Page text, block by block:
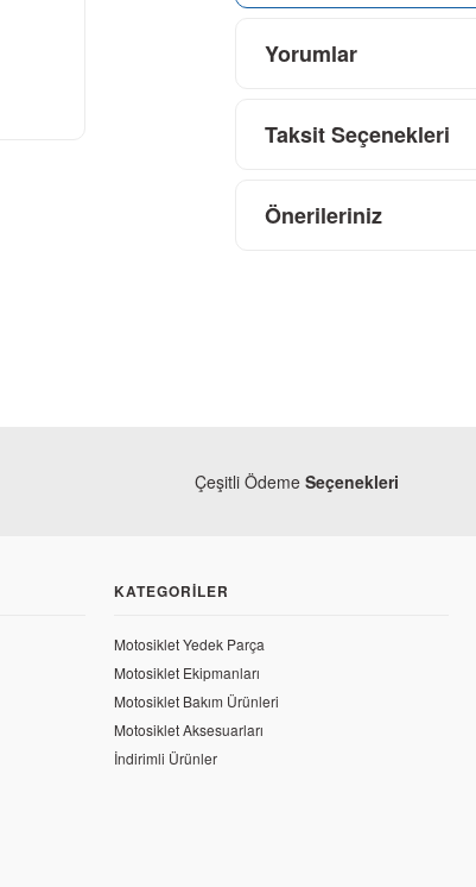
Yorumlar
Taksit Seçenekleri
Önerileriniz
Çeşitli Ödeme Seçenekleri
KATEGORILER
Motosiklet Yedek Parça
Motosiklet Ekipmanları
Motosiklet Bakım Ürünleri
Motosiklet Aksesuarları
İndirimli Ürünler